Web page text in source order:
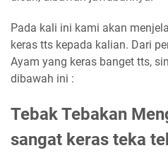
Pada kali ini kami akan
keras tts kepada kalian. Dari
Ayam yang keras banget tts,
dibawah ini :
Tebak Tebakan
sangat keras teka